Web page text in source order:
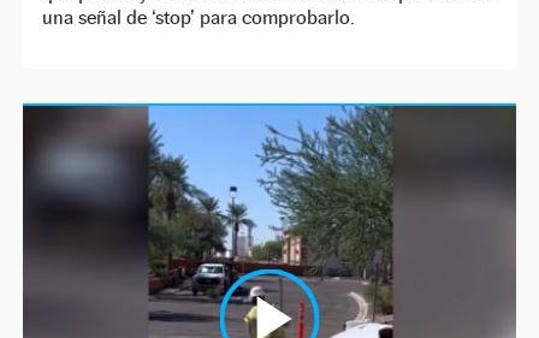
una señal de ‘stop’ para comprobarlo.